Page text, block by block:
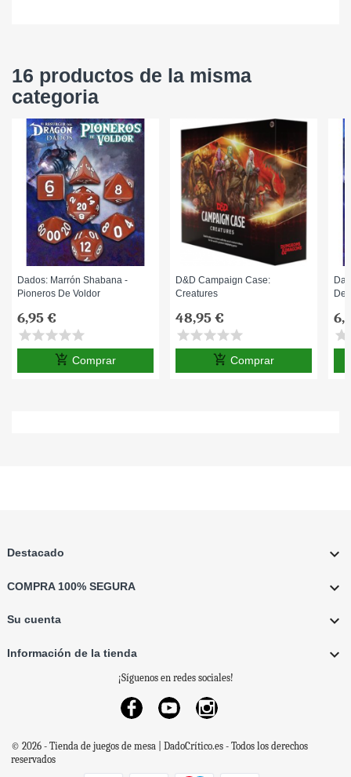
16 productos de la misma
categoria
Dados: Marrón Shabana -
Pioneros De Voldor
6,95 €
starstarstarstarstar
add_shopping_cart Comprar
D&D Campaign Case:
Creatures
48,95 €
starstarstarstarstar
add_shopping_cart Comprar
De
star
Destacado 
COMPRA 100% SEGURA 
Su cuenta 
Información de la tienda 
¡Síguenos en redes sociales!
FacebookYouTubeInstagram
© 2026 - Tienda de juegos de mesa | DadoCrítico.es - Todos los derechos
reservados